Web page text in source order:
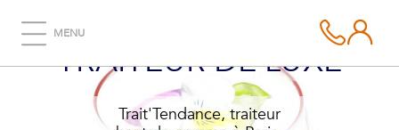
MENU
TRAITEUR DE LUXE
Trait'Tendance, traiteur